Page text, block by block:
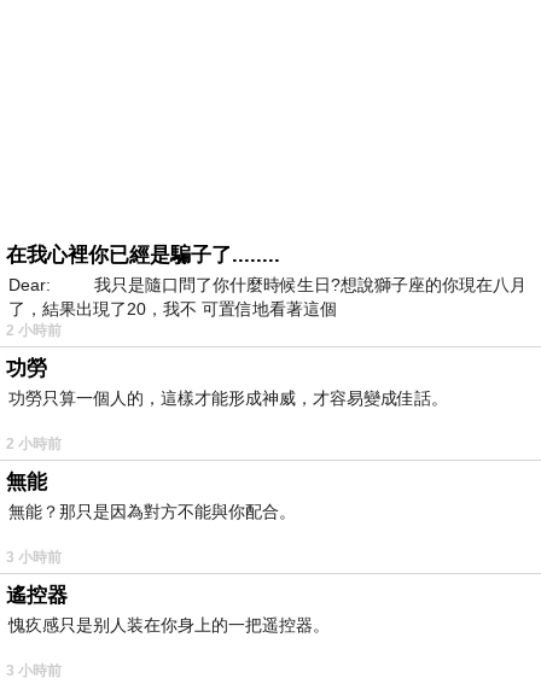
在我心裡你已經是騙子了........
Dear: 我只是隨口問了你什麼時候生日?想說獅子座的你現在八月
了，結果出現了20，我不 可置信地看著這個
2 小時前
功勞
功勞只算一個人的，這樣才能形成神威，才容易變成佳話。
2 小時前
無能
無能？那只是因為對方不能與你配合。
3 小時前
遙控器
愧疚感只是别人装在你身上的一把遥控器。
3 小時前